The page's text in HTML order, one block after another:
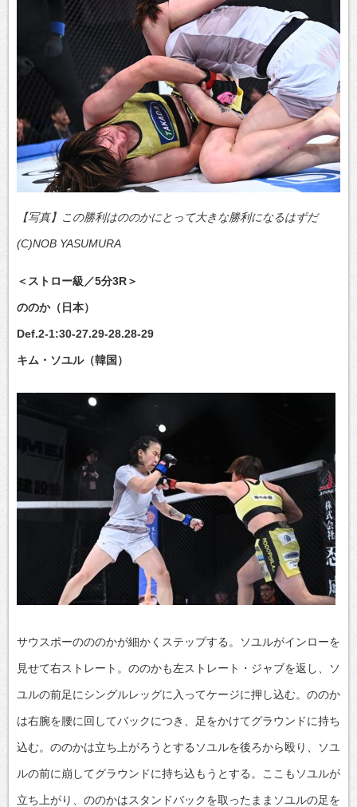
【写真】この勝利はののかにとって大きな勝利になるはずだ
(C)NOB YASUMURA
＜ストロー級／5分3R＞
ののか（日本）
Def.2-1:30-27.29-28.28-29
キム・ソユル（韓国）
サウスポーのののかが細かくステップする。ソユルがインローを
見せて右ストレート。ののかも左ストレート・ジャブを返し、ソ
ユルの前足にシングルレッグに入ってケージに押し込む。ののか
は右腕を腰に回してバックにつき、足をかけてグラウンドに持ち
込む。ののかは立ち上がろうとするソユルを後ろから殴り、ソユ
ルの前に崩してグラウンドに持ち込もうとする。ここもソユルが
立ち上がり、ののかはスタンドバックを取ったままソユルの足を